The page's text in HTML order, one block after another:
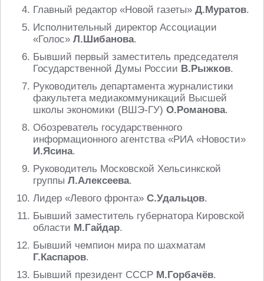
Главный редактор «Новой газеты» Д.Муратов.
Исполнительный директор Ассоциации
«Голос» Л.Шибанова.
Бывший первый заместитель председателя
Государственной Думы России В.Рыжков.
Руководитель департамента журналистики
факультета медиакоммуникаций Высшей
школы экономики (ВШЭ-ГУ) О.Романова.
Обозреватель государственного
информационного агентства «РИА «Новости»
И.Ясина.
Руководитель Московской Хельсинкской
группы Л.Алексеева.
Лидер «Левого фронта» С.Удальцов.
Бывший заместитель губернатора Кировской
области М.Гайдар.
Бывший чемпион мира по шахматам
Г.Каспаров.
Бывший президент СССР М.Горбачёв.